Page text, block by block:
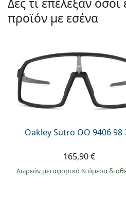
Δες τι επέλεξαν όσοι
προϊόν με εσένα
Oakley Sutro OO 9406 98
165,90 €
Δωρεάν μεταφορικά& άμεσα